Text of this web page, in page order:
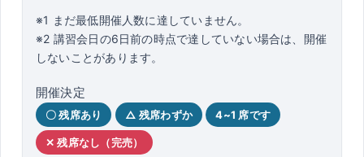
※1 まだ最低開催人数に達していません。
※2 講習会日の6日前の時点で達していない場合は、開催
しないことがあります。
開催決定
〇 残席あり △ 残席わずか 4~1 席です
✕ 残席なし（完売）